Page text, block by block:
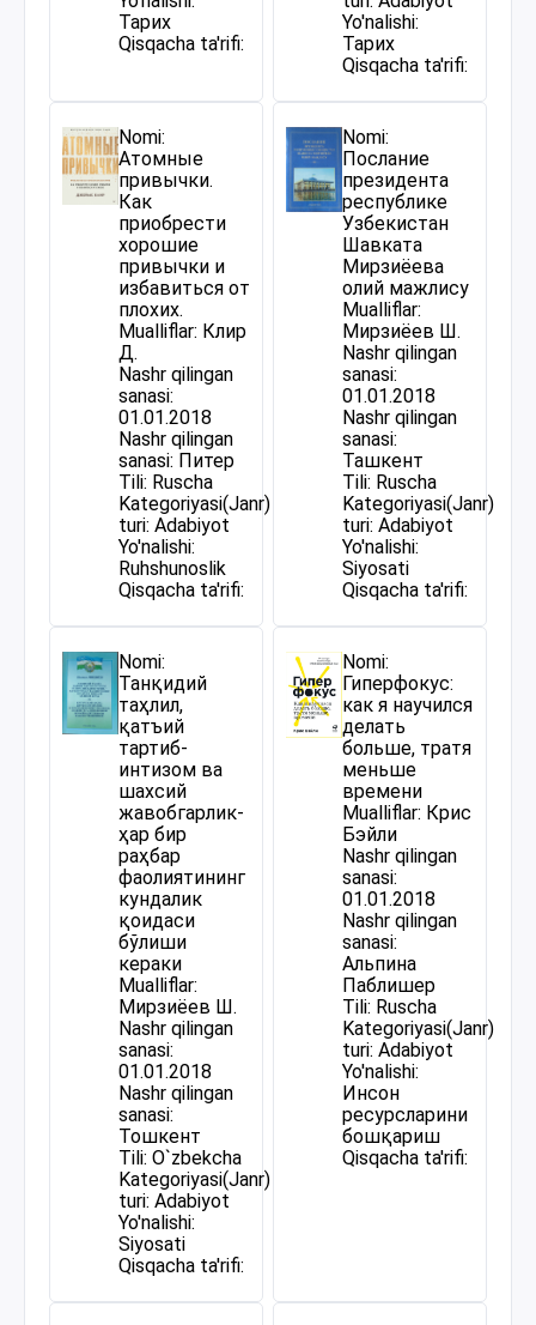
Тарих
Qisqacha ta'rifi:
Yo'nalishi:
Тарих
Qisqacha ta'rifi:
Nomi:
Атомные
привычки.
Как
приобрести
хорошие
привычки и
избавиться от
плохих.
Mualliflar: Клир
Д.
Nashr qilingan
sanasi:
01.01.2018
Nashr qilingan
sanasi: Питер
Tili: Ruscha
Kategoriyasi(Janr)
turi: Adabiyot
Yo'nalishi:
Ruhshunoslik
Qisqacha ta'rifi:
Nomi:
Послание
президента
республике
Узбекистан
Шавката
Мирзиёева
олий мажлису
Mualliflar:
Мирзиёев Ш.
Nashr qilingan
sanasi:
01.01.2018
Nashr qilingan
sanasi:
Ташкент
Tili: Ruscha
Kategoriyasi(Janr)
turi: Adabiyot
Yo'nalishi:
Siyosati
Qisqacha ta'rifi:
Nomi:
Танқидий
таҳлил,
қатъий
тартиб-
интизом ва
шахсий
жавобгарлик-
ҳар бир
раҳбар
фаолиятининг
кундалик
қоидаси
бўлиши
кераки
Mualliflar:
Мирзиёев Ш.
Nashr qilingan
sanasi:
01.01.2018
Nashr qilingan
sanasi:
Тошкент
Tili: O`zbekcha
Kategoriyasi(Janr)
turi: Adabiyot
Yo'nalishi:
Siyosati
Qisqacha ta'rifi:
Nomi:
Гиперфокус:
как я научился
делать
больше, тратя
меньше
времени
Mualliflar: Крис
Бэйли
Nashr qilingan
sanasi:
01.01.2018
Nashr qilingan
sanasi:
Альпина
Паблишер
Tili: Ruscha
Kategoriyasi(Janr)
turi: Adabiyot
Yo'nalishi:
Инсон
ресурсларини
бошқариш
Qisqacha ta'rifi: